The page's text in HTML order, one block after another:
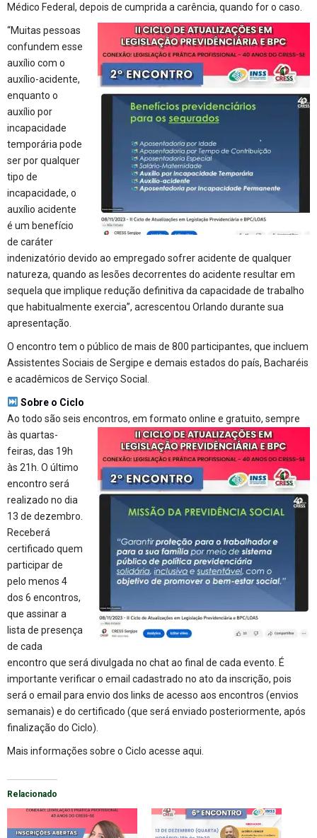
Médico Federal, depois de cumprida a carência, quando for o caso.
“Muitas pessoas
confundem esse
auxílio com o
auxílio-acidente,
enquanto o
auxílio por
incapacidade
temporária pode
ser por qualquer
tipo de
incapacidade, o
auxílio acidente
é um benefício
de caráter
indenizatório devido ao empregado sofrer acidente de qualquer
natureza, quando as lesões decorrentes do acidente resultar em
sequela que implique redução definitiva da capacidade de trabalho
que habitualmente exercia”, acrescentou Orlando durante sua
apresentação.
O encontro tem o público de mais de 800 participantes, que incluem
Assistentes Sociais de Sergipe e demais estados do país, Bacharéis
e acadêmicos de Serviço Social.
Sobre o Ciclo
Ao todo são seis encontros, em formato online e gratuito, sempre
às quartas-
feiras, das 19h
às 21h. O último
encontro será
realizado no dia
13 de dezembro.
Receberá
certificado quem
participar de
pelo menos 4
dos 6 encontros,
que assinar a
lista de presença
de cada
encontro que será divulgada no chat ao final de cada evento. É
importante verificar o email cadastrado no ato da inscrição, pois
será o email para envio dos links de acesso aos encontros (envios
semanais) e do certificado (que será enviado posteriormente, após
finalização do Ciclo).
Mais informações sobre o Ciclo acesse aqui
Relacionado